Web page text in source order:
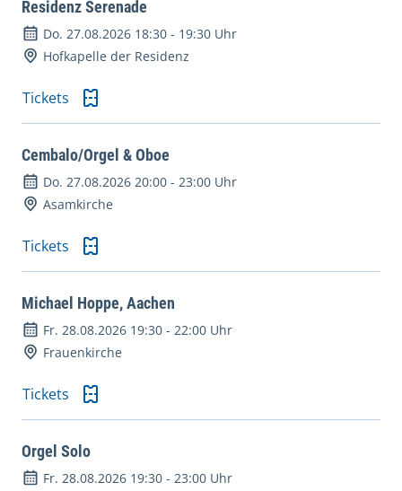
Residenz Serenade
Do. 27.08.2026 18:30 - 19:30 Uhr
Hofkapelle der Residenz
Tickets
Cembalo/Orgel & Oboe
Do. 27.08.2026 20:00 - 23:00 Uhr
Asamkirche
Tickets
Michael Hoppe, Aachen
Fr. 28.08.2026 19:30 - 22:00 Uhr
Frauenkirche
Tickets
Orgel Solo
Fr. 28.08.2026 19:30 - 23:00 Uhr